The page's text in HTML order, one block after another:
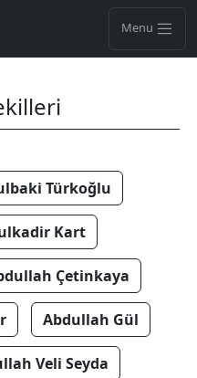
Menu
Türkoğlu
Kart
Çetinkaya
Abdullah Gül
Veli Seyda